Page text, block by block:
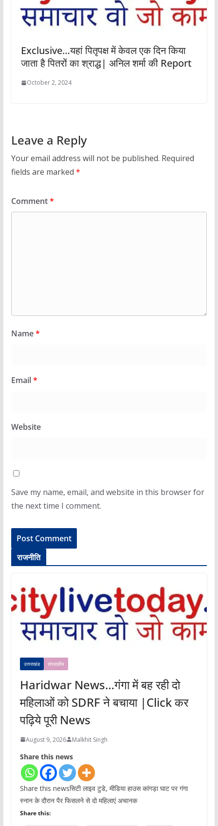
Exclusive…यहां पितृपक्ष में केवल एक दिन किया
जाता है पितरों का श्राद्ध| अनिल शर्मा की Report
October 2, 2024
Leave a Reply
Your email address will not be published. Required
fields are marked *
Comment*
Name*
Email*
Website
Save my name, email, and website in this browser for
the next time I comment.
राजनीति
उत्तराखंड संपादकीय
Haridwar News…गंगा में बह रही दो
महिलाओं को SDRF ने बचाया |Click कर
पढ़िये पूरी News
August 9, 2026 Malkhit Singh
Share this news
Share this newsसिटी लाइव टुडे, मीडिया हाउस कांगड़ा घाट पर गंगा
स्नान के दौरान पैर फिसलने से दो महिलाएं अचानक
Share this: